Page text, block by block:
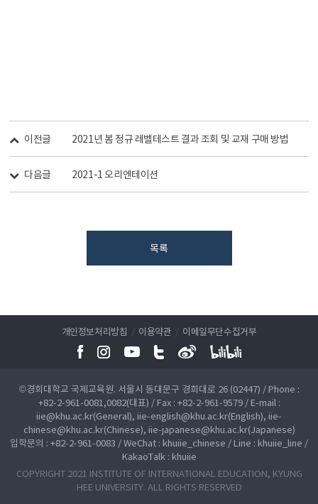
이전글 2021년 봄 정규 레벨테스트 결과 조회 및 교재 구매 방법
다음글 2021-1 오리엔테이션
목록
개인정보처리방침 / 이용약관 / 이메일무단수집거부
©경희대학교 국제교육원. 서울시 동대문구 경희대로 26 (02447) / Phone :
+82-2-961-0081,0082(대표) / Fax : +82-2-961-9579 / E-mail :
iie@khu.ac.kr(General), iie-english@khu.ac.kr(English), iie-
chinese@khu.ac.kr(Chinese), iie-japanese@khu.ac.kr(Japanese)
입학문의 : +82-2-961-0083 / WeChat : khuiie_chinese / Line : khuiie_line /
KakaoTalk : khuiie
COPYRIGHT 2021 INSTITUTE OF INTERNATIONAL EDUCATION, KYUNG
HEE UNIVERSITY. ALL RIGHTS RESERVED